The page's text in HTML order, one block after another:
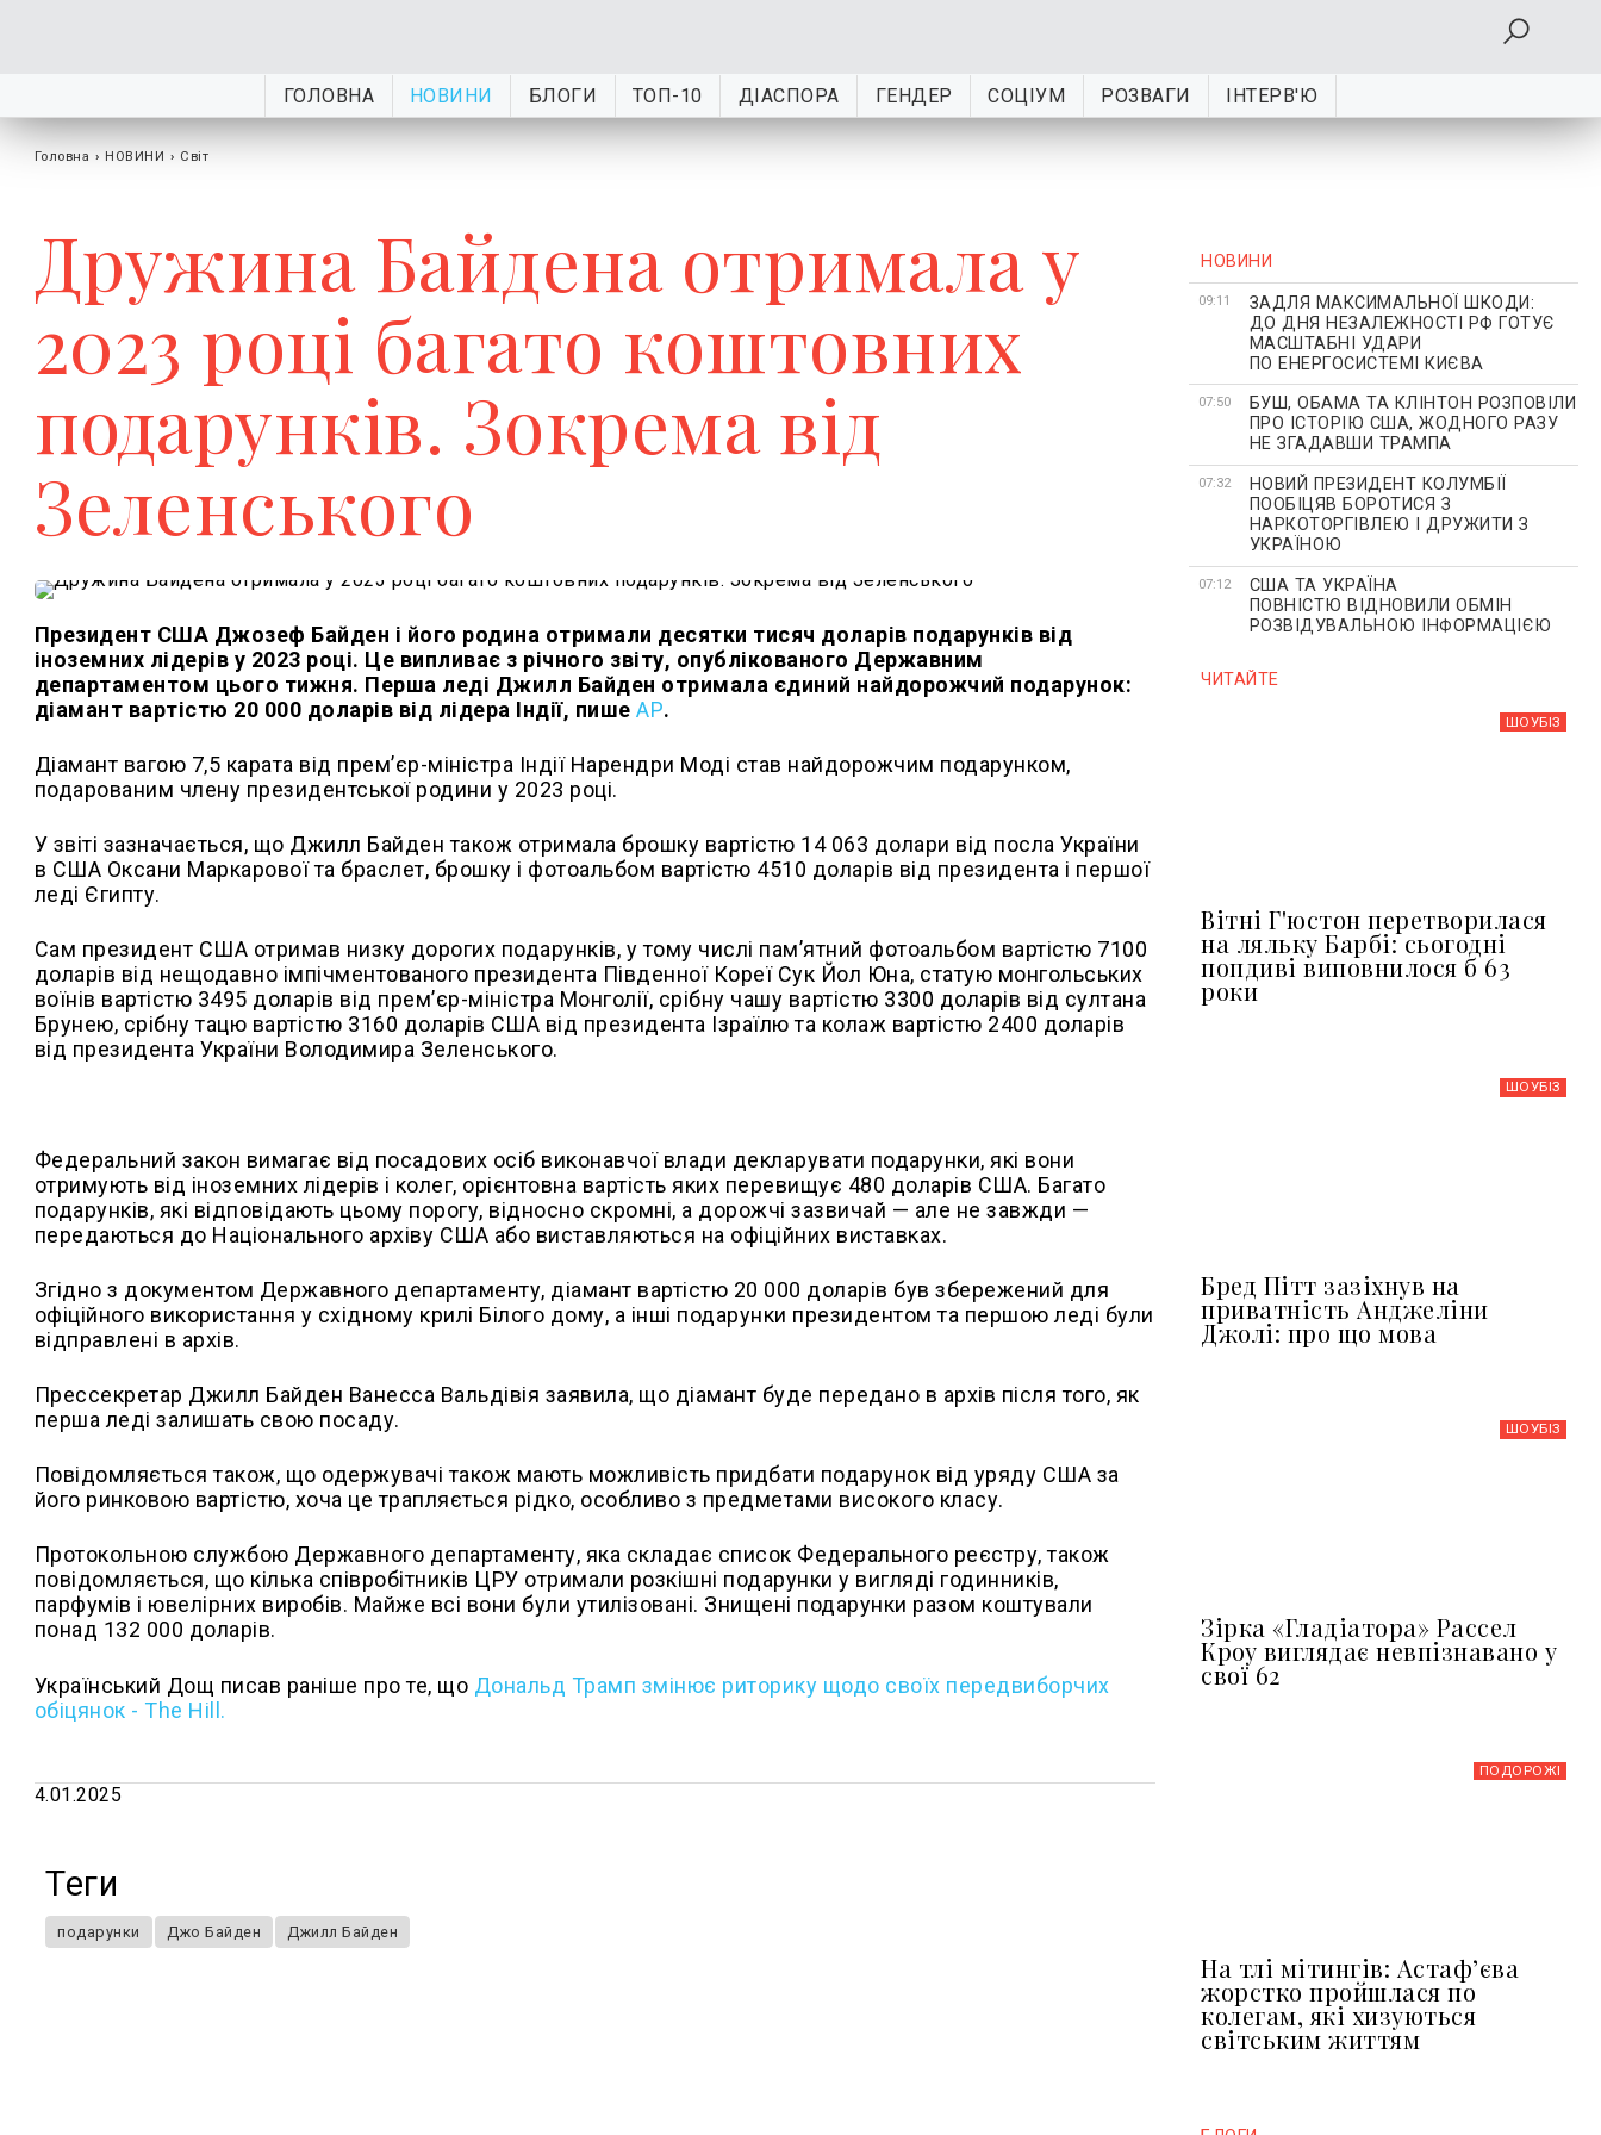
ГОЛОВНА НОВИНИ БЛОГИ ТОП-10 ДІАСПОРА ГЕНДЕР СОЦІУМ РОЗВАГИ ІНТЕРВ'Ю
Головна › НОВИНИ › Світ
Дружина Байдена отримала у
2023 році багато коштовних
подарунків. Зокрема від
Зеленського
Президент США Джозеф Байден і його родина отримали десятки тисяч доларів подарунків від
іноземних лідерів у 2023 році. Це випливає з річного звіту, опублікованого Державним
департаментом цього тижня. Перша леді Джилл Байден отримала єдиний найдорожчий подарунок:
діамант вартістю 20 000 доларів від лідера Індії, пишеАР.
Діамант вагою 7,5 карата від прем’єр-міністра Індії Нарендри Моді став найдорожчим подарунком,
подарованим члену президентської родини у 2023 році.
У звіті зазначається, що Джилл Байден також отримала брошку вартістю 14 063 долари від посла України
в США Оксани Маркарової та браслет, брошку і фотоальбом вартістю 4510 доларів від президента і першої
леді Єгипту.
Сам президент США отримав низку дорогих подарунків, у тому числі пам’ятний фотоальбом вартістю 7100
доларів від нещодавно імпічментованого президента Південної Кореї Сук Йол Юна, статую монгольських
воїнів вартістю 3495 доларів від прем’єр-міністра Монголії, срібну чашу вартістю 3300 доларів від султана
Брунею, срібну тацю вартістю 3160 доларів США від президента Ізраїлю та колаж вартістю 2400 доларів
від президента України Володимира Зеленського.
Федеральний закон вимагає від посадових осіб виконавчої влади декларувати подарунки, які вони
отримують від іноземних лідерів і колег, орієнтовна вартість яких перевищує 480 доларів США. Багато
подарунків, які відповідають цьому порогу, відносно скромні, а дорожчі зазвичай — але не завжди —
передаються до Національного архіву США або виставляються на офіційних виставках.
Згідно з документом Державного департаменту, діамант вартістю 20 000 доларів був збережений для
офіційного використання у східному крилі Білого дому, а інші подарунки президентом та першою леді були
відправлені в архів.
Прессекретар Джилл Байден Ванесса Вальдівія заявила, що діамант буде передано в архів після того, як
перша леді залишать свою посаду.
Повідомляється також, що одержувачі також мають можливість придбати подарунок від уряду США за
його ринковою вартістю, хоча це трапляється рідко, особливо з предметами високого класу.
Протокольною службою Державного департаменту, яка складає список Федерального реєстру, також
повідомляється, що кілька співробітників ЦРУ отримали розкішні подарунки у вигляді годинників,
парфумів і ювелірних виробів. Майже всі вони були утилізовані. Знищені подарунки разом коштували
понад 132 000 доларів.
Український Дощ писав раніше про те, що Дональд Трамп змінює риторику щодо своїх передвиборчих
обіцянок - The Hill.
4.01.2025
Теги
подарунки Джо Байден Джилл Байден
НОВИНИ
09:11
ЗАДЛЯ МАКСИМАЛЬНОЇ ШКОДИ:
ДО ДНЯ НЕЗАЛЕЖНОСТІ РФ ГОТУЄ
МАСШТАБНІ УДАРИ
ПО ЕНЕРГОСИСТЕМІ КИЄВА
07:50
БУШ, ОБАМА ТА КЛІНТОН РОЗПОВІЛИ
ПРО ІСТОРІЮ США, ЖОДНОГО РАЗУ
НЕ ЗГАДАВШИ ТРАМПА
07:32
НОВИЙ ПРЕЗИДЕНТ КОЛУМБІЇ
ПООБІЦЯВ БОРОТИСЯ З
НАРКОТОРГІВЛЕЮ І ДРУЖИТИ З
УКРАЇНОЮ
07:12
США ТА УКРАЇНА
ПОВНІСТЮ ВІДНОВИЛИ ОБМІН
РОЗВІДУВАЛЬНОЮ ІНФОРМАЦІЄЮ
ЧИТАЙТЕ
ШОУБIЗ
Вітні Г'юстон перетворилася
на ляльку Барбі: сьогодні
попдиві виповнилося б 63
роки
ШОУБIЗ
Бред Пітт зазіхнув на
приватність Анджеліни
Джолі: про що мова
ШОУБIЗ
Зірка «Гладіатора» Рассел
Кроу виглядає невпізнавано у
свої 62
ПОДОРОЖІ
На тлі мітингів: Астафʼєва
жорстко пройшлася по
колегам, які хизуються
світським життям